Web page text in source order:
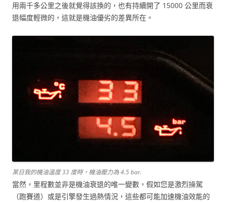
用兩千多公里之後就覺得該換的，也有持續開了 15000 公里而衰
退幅度輕微的，這就是機油優劣的差異所在。
某日我的機油溫度 33 度時，機油壓力為 4.5 bar.
當然，里程數並非是機油衰退的唯一變數，假如您是激烈操駕
（跑賽道）或是引擎發生過熱情況，這些都可能加速機油效能的